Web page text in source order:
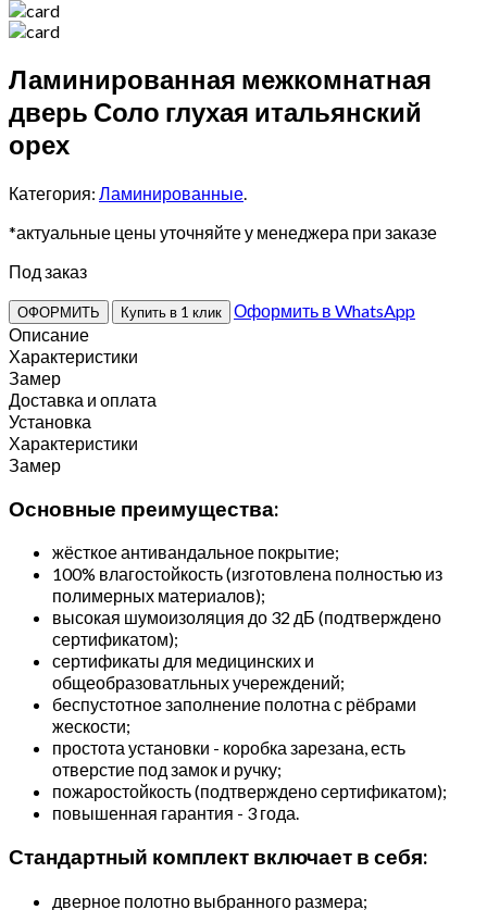
Ламинированная межкомнатная
дверь Соло глухая итальянский
орех
Категория: Ламинированные.
*актуальные цены уточняйте у менеджера при заказе
Под заказ
ОФОРМИТЬ Купить в 1 клик
Оформить в WhatsApp
Описание
Характеристики
Замер
Доставка и оплата
Установка
Характеристики
Замер
Основные преимущества:
жёсткое антивандальное покрытие;
100% влагостойкость (изготовлена полностью из
полимерных материалов);
высокая шумоизоляция до 32 дБ (подтверждено
сертификатом);
сертификаты для медицинских и
общеобразоватльных учереждений;
беспустотное заполнение полотна с рёбрами
жескости;
простота установки - коробка зарезана, есть
отверстие под замок и ручку;
пожаростойкость (подтверждено сертификатом);
повышенная гарантия - 3 года.
Стандартный комплект включает в себя:
дверное полотно выбранного размера;